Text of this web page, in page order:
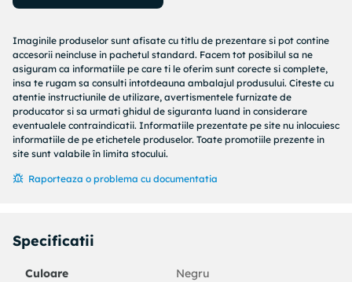
Detalii: logo vizibil
Imaginile produselor sunt afisate cu titlu de prezentare si pot contine
accesorii neincluse in pachetul standard. Facem tot posibilul sa ne
asiguram ca informatiile pe care ti le oferim sunt corecte si complete,
insa te rugam sa consulti intotdeauna ambalajul produsului. Citeste cu
atentie instructiunile de utilizare, avertismentele furnizate de
producator si sa urmati ghidul de siguranta luand in considerare
eventualele contraindicatii. Informatiile prezentate pe site nu inlocuiesc
informatiile de pe etichetele produselor. Toate promotiile prezente in
site sunt valabile în limita stocului.
Raporteaza o problema cu documentatia
Specificatii
Culoare Negru